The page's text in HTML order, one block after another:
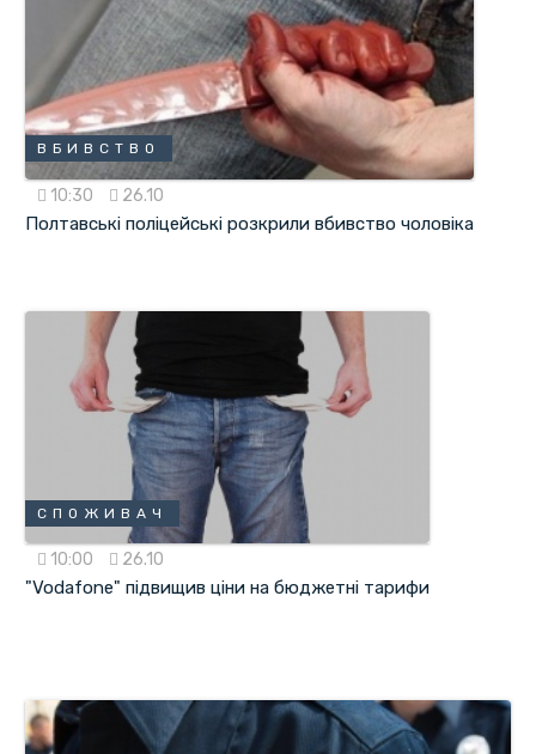
ВБИВСТВО
10:30 26.10
Полтавські поліцейські розкрили вбивство чоловіка
СПОЖИВАЧ
10:00 26.10
"Vodafone" підвищив ціни на бюджетні тарифи